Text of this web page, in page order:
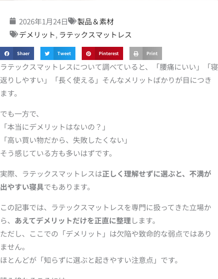
2026年1月24日
製品＆素材
デメリット, ラテックスマットレス
Shaer Tweet Pinterest Print
ラテックスマットレスについて調べていると、「腰痛にいい」「寝
返りしやすい」「長く使える」そんなメリットばかりが目につき
ます。
でも一方で、
「本当にデメリットはないの？」
「高い買い物だから、失敗したくない」
そう感じている方も多いはずです。
実際、ラテックスマットレスは正しく理解せずに選ぶと、不満が
出やすい寝具でもあります。
この記事では、ラテックスマットレスを専門に扱ってきた立場か
ら、 あえてデメリットだけを正直に整理します。
ただし、ここでの「デメリット」は欠陥や致命的な弱点ではあり
ません。
ほとんどが「知らずに選ぶと起きやすい注意点」です。